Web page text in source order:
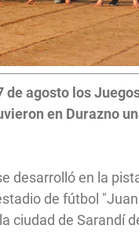
de agosto los
en Durazno
desarrolló en la
de fútbol
ciudad de Sarandí